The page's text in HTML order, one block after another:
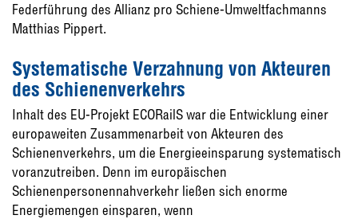
Federführung des Allianz pro Schiene-Umweltfachmanns
Matthias Pippert.
Systematische Verzahnung von Akteuren
des Schienenverkehrs
Inhalt des EU-Projekt ECORailS war die Entwicklung einer
europaweiten Zusammenarbeit von Akteuren des
Schienenverkehrs, um die Energieeinsparung systematisch
voranzutreiben. Denn im europäischen
Schienenpersonennahverkehr ließen sich enorme
Energiemengen einsparen, wenn